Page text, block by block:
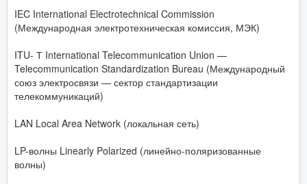
IEC International Electrotechnical Commission
(Международная электротехническая комиссия, МЭК)
ITU- Т International Telecommunication Union —
Telecommunication Standardization Bureau (Международный
союз электросвязи — сектор стандартизации
телекоммуникаций)
LAN Local Area Network (локальная сеть)
LP-волны Linearly Polarized (линейно-поляризованные
волны)